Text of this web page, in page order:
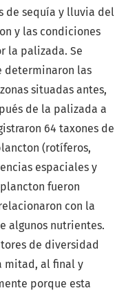
de sequía y lluvia del
y las condiciones
la palizada. Se
determinaron las
situadas antes,
de la palizada a
64 taxones de
(rotíferos,
espaciales y
fueron
con la
algunos nutrientes.
de diversidad
mitad, al final y
porque esta